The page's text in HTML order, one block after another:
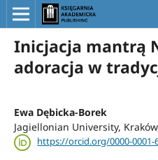
Inicjacja mantrą
adoracja w
Ewa Dębicka-Borek
Jagiellonian University,
https://orcid.org/0000-0001-